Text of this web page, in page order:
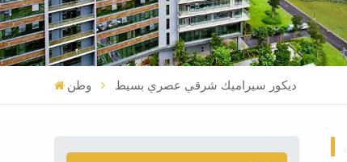
وطن ديكور سيراميك شرقي عصري بسيط